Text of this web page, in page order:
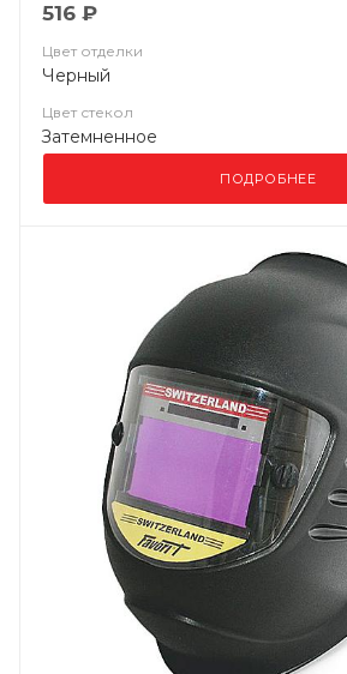
516 ₽
Цвет отделки
Черный
Цвет стекол
Затемненное
ПОДРОБНЕЕ